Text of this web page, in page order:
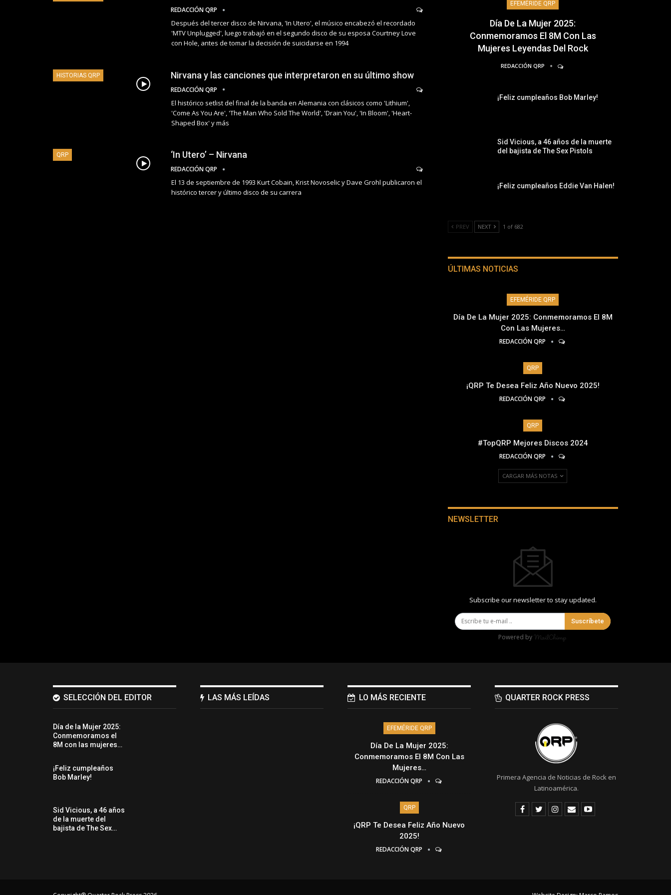
REDACCIÓN QRP
Después del tercer disco de Nirvana, 'In Utero', el músico encabezó el recordado
'MTV Unplugged', luego trabajó en el segundo disco de su esposa Courtney Love
con Hole, antes de tomar la decisión de suicidarse en 1994
HISTORIAS QRP Nirvana y las canciones que interpretaron en su último show
REDACCIÓN QRP
El histórico setlist del final de la banda en Alemania con clásicos como 'Lithium',
'Come As You Are', 'The Man Who Sold The World', 'Drain You', 'In Bloom', 'Heart-
Shaped Box' y más
QRP ‘In Utero’ – Nirvana
REDACCIÓN QRP
El 13 de septiembre de 1993 Kurt Cobain, Krist Novoselic y Dave Grohl publicaron el
histórico tercer y último disco de su carrera
EFEMÉRIDE QRP
Día De La Mujer 2025:
Conmemoramos El 8M Con Las
Mujeres Leyendas Del Rock
REDACCIÓN QRP
¡Feliz cumpleaños Bob Marley!
Sid Vicious, a 46 años de la muerte
del bajista de The Sex Pistols
¡Feliz cumpleaños Eddie Van Halen!
PREV NEXT 1 of 682
ÚLTIMAS NOTICIAS
EFEMÉRIDE QRP
Día De La Mujer 2025: Conmemoramos El 8M
Con Las Mujeres…
REDACCIÓN QRP
QRP
¡QRP Te Desea Feliz Año Nuevo 2025!
REDACCIÓN QRP
QRP
#TopQRP Mejores Discos 2024
REDACCIÓN QRP
CARGAR MÁS NOTAS
NEWSLETTER
Subscribe our newsletter to stay updated.
Suscríbete
Powered by
SELECCIÓN DEL EDITOR
Día de la Mujer 2025:
Conmemoramos el
8M con las mujeres…
¡Feliz cumpleaños
Bob Marley!
Sid Vicious, a 46 años
de la muerte del
bajista de The Sex…
LAS MÁS LEÍDAS LO MÁS RECIENTE
EFEMÉRIDE QRP
Día De La Mujer 2025:
Conmemoramos El 8M Con Las
Mujeres…
REDACCIÓN QRP
QRP
¡QRP Te Desea Feliz Año Nuevo
2025!
REDACCIÓN QRP
QUARTER ROCK PRESS
Primera Agencia de Noticias de Rock en
Latinoamérica.